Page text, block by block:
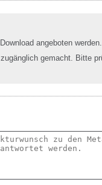
angeboten werden.
gemacht. Bitte